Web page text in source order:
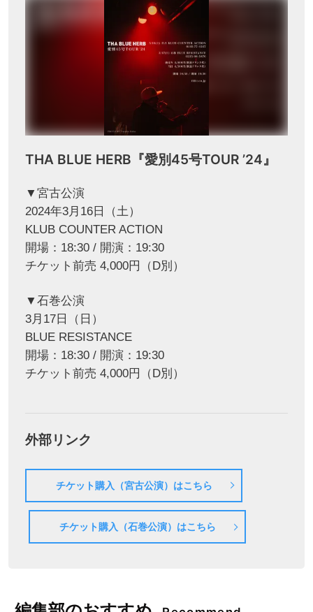
THA BLUE HERB『愛別45号TOUR ’24』
▼宮古公演
2024年3月16日（土）
KLUB COUNTER ACTION
開場：18:30 / 開演：19:30
チケット前売 4,000円（D別）
▼石巻公演
3月17日（日）
BLUE RESISTANCE
開場：18:30 / 開演：19:30
チケット前売 4,000円（D別）
外部リンク
チケット購入（宮古公演）はこちら
チケット購入（石巻公演）はこちら